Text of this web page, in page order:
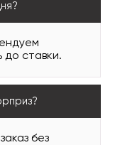
до ставки.
без